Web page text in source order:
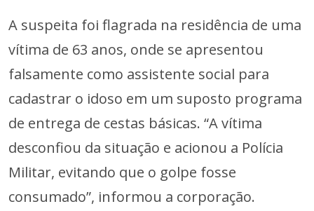
A suspeita foi flagrada na residência de uma
vítima de 63 anos, onde se apresentou
falsamente como assistente social para
cadastrar o idoso em um suposto programa
de entrega de cestas básicas. “A vítima
desconfiou da situação e acionou a Polícia
Militar, evitando que o golpe fosse
consumado”, informou a corporação.